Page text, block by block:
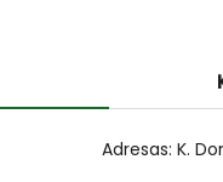
Adresas: K.